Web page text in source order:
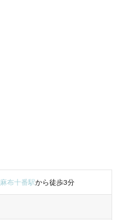
麻布十番駅から徒歩3分